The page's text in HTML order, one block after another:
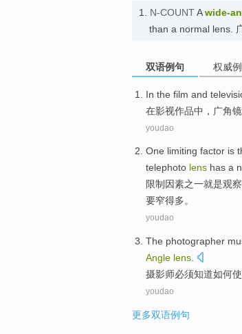
1. N-COUNTAwide-
than a normal lens.
双语例句 权威
In the film and
在影视作品中 ， 广角
youdao
One limiting factor is
telephoto lens has a
限制 因素之一就是观察
要窄得多。
youdao
The photographer
Angle lens.
摄影师必须知道如何使
youdao
更多双语例句